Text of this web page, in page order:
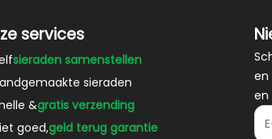
services
sieraden samenstellen
sieraden
&gratis verzending
goed,geld terug garantie
en
en